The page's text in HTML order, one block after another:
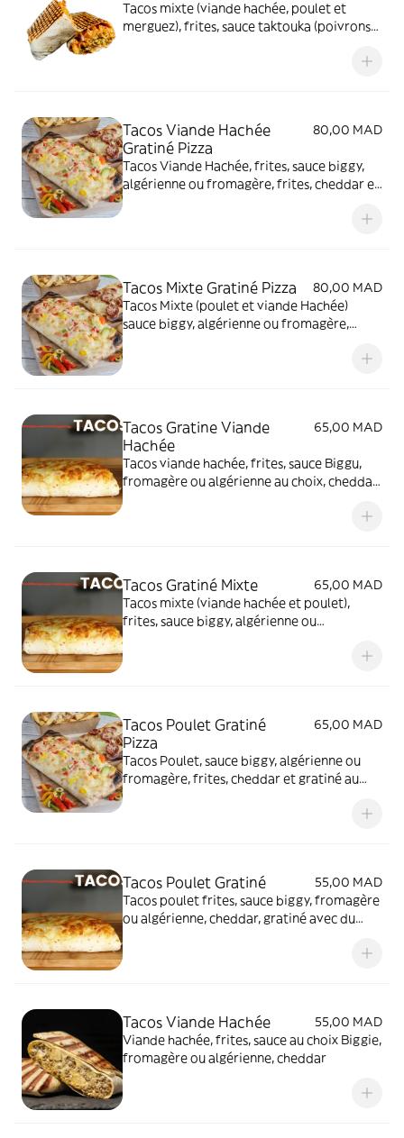
Tacos mixte (viande hachée, poulet et
merguez), frites, sauce taktouka (poivrons
Tacos Viande Hachée
Gratiné Pizza
80,00 MAD
Tacos Viande Hachée, frites, sauce biggy,
algérienne ou fromagère, frites, cheddar et
Tacos Mixte Gratiné Pizza
80,00 MAD
Tacos Mixte (poulet et viande Hachée)
sauce biggy, algérienne ou fromagère,
Tacos Gratine Viande
Hachée
65,00 MAD
Tacos viande hachée, frites, sauce Biggu,
fromagère ou algérienne au choix, cheddar,
Tacos Gratiné Mixte
65,00 MAD
Tacos mixte (viande hachée et poulet),
frites, sauce biggy, algérienne ou
Tacos Poulet Gratiné
Pizza
65,00 MAD
Tacos Poulet, sauce biggy, algérienne ou
fromagère, frites, cheddar et gratiné au
Tacos Poulet Gratiné
55,00 MAD
Tacos poulet frites, sauce biggy, fromagère
ou algérienne, cheddar, gratiné avec du
Tacos Viande Hachée
55,00 MAD
Viande hachée, frites, sauce au choix Biggie,
fromagère ou algérienne, cheddar